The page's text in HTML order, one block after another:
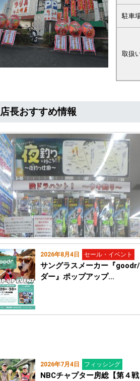
駐車
取扱
店長おすすめ情報
2026年8月4日 セール・イベント
サングラスメーカー『
ダー』ポップアップ…
2026年7月4日 フィッシング
NBCチャプター房総【第４